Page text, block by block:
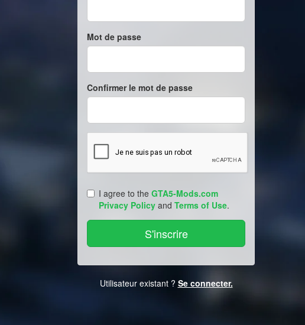
Mot de passe
Confirmer le mot de passe
I agree to the GTA5-Mods.com
Privacy Policy and Terms of Use.
Utilisateur existant ? Se connecter.